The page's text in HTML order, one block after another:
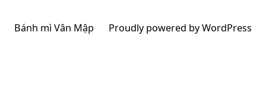
Bánh mì Vân Mập Proudly powered byWordPress